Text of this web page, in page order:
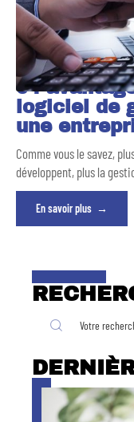
04
logiciel de
une
Comme vous le savez,
développent, plus la
En savoir plus